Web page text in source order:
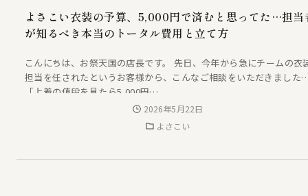
よさこい衣装の予算、5,000円で済むと思ってた…担当
が知るべき本当のトータル費用と立て方
こんにちは、お祭天国の店長です。 先日、今年から急にチームの衣
担当を任されたというお客様から、こんなご相談をいただきました
「上着の値段を見たら5,000円…
2026年5月22日
よさこい